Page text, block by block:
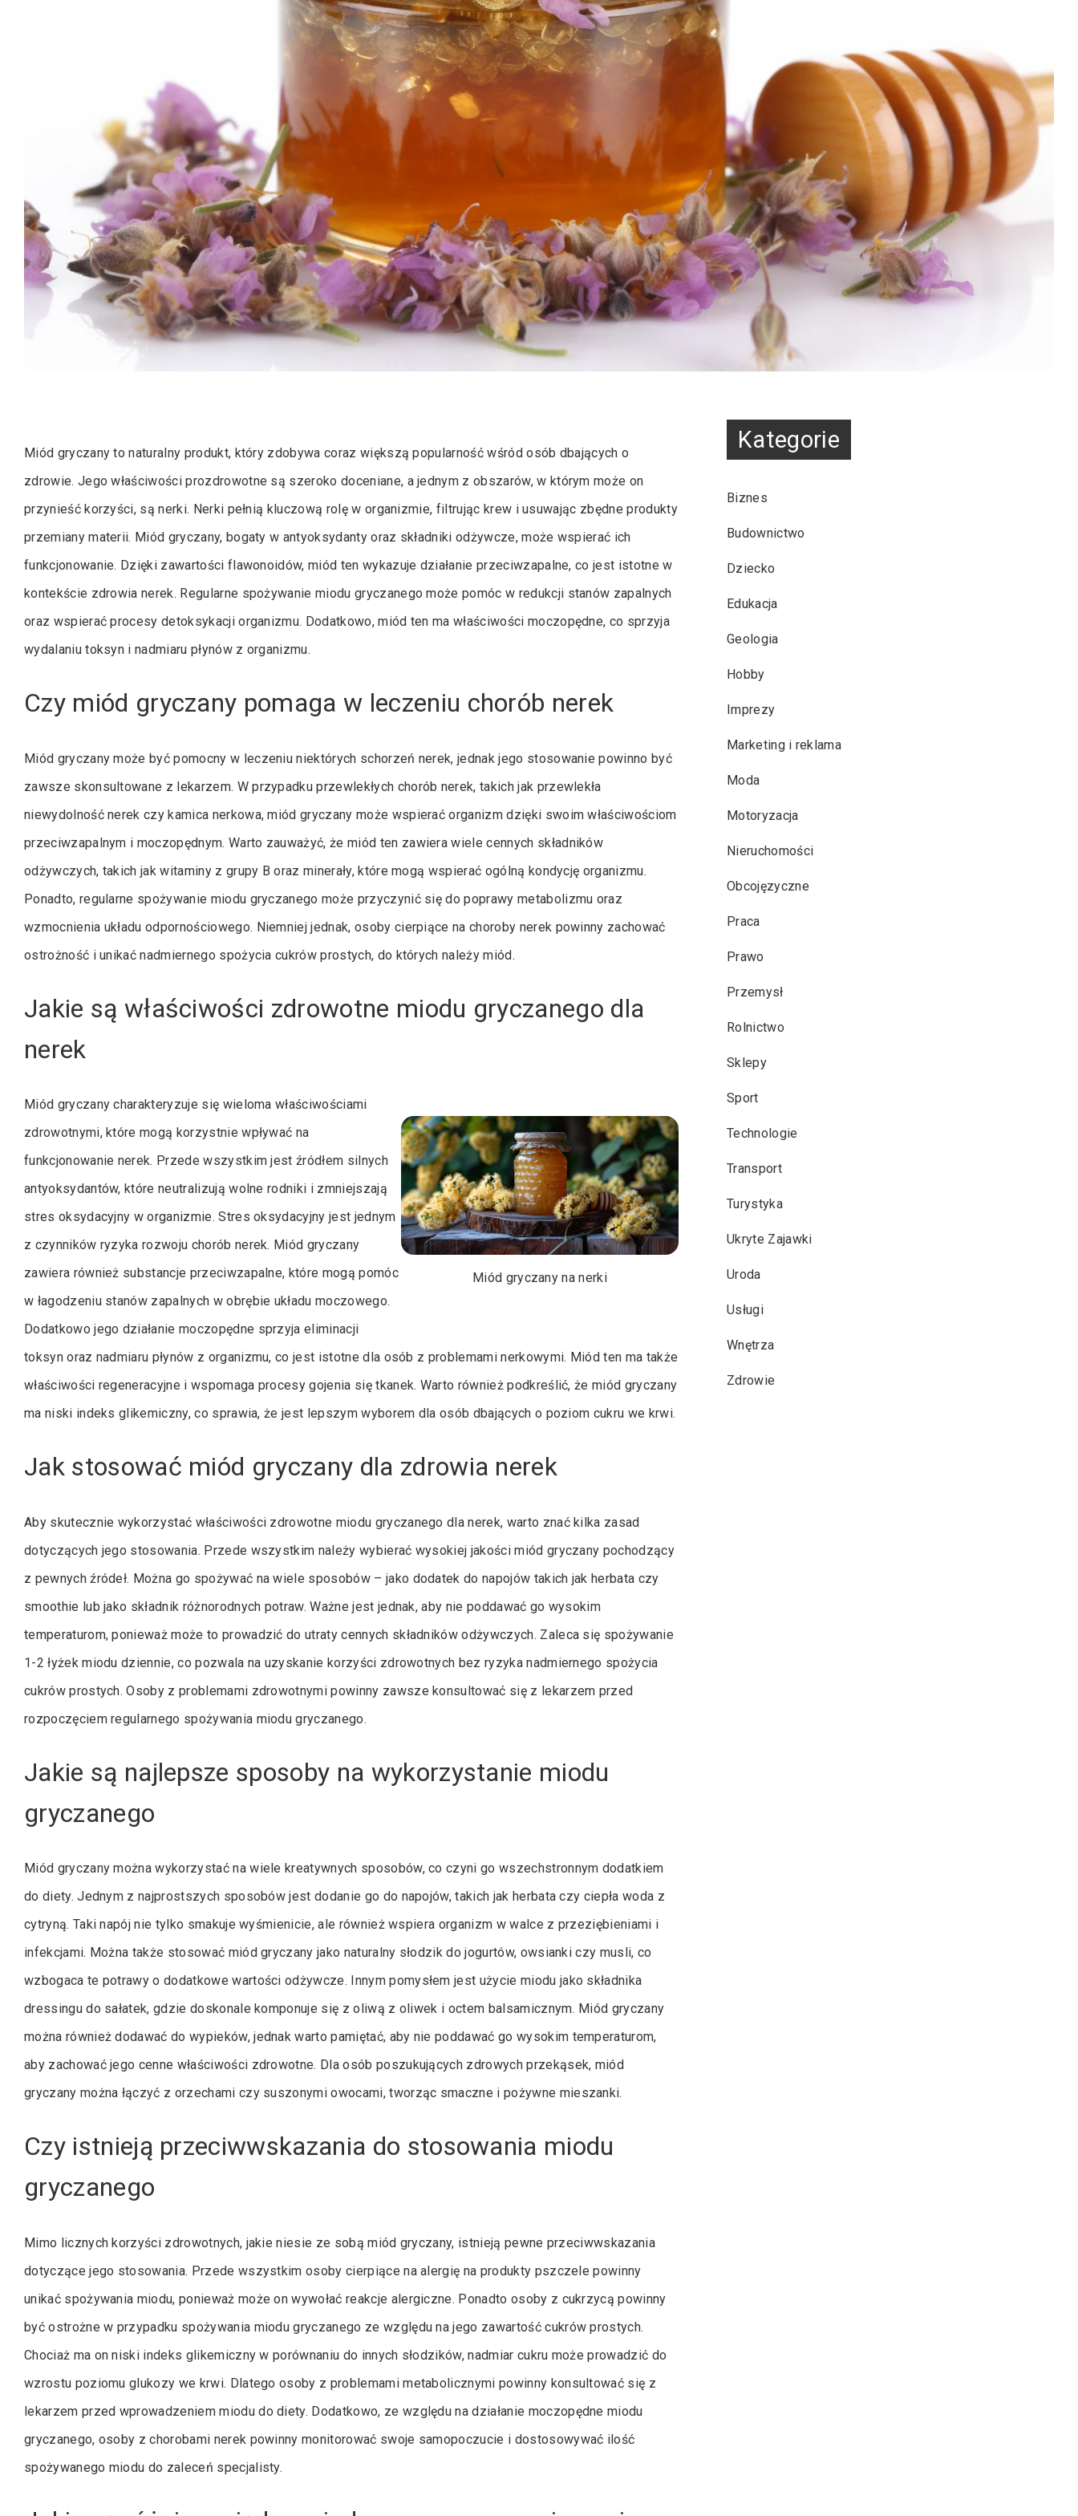
Miód gryczany to naturalny produkt, który zdobywa coraz większą popularność wśród osób dbających o
zdrowie. Jego właściwości prozdrowotne są szeroko doceniane, a jednym z obszarów, w którym może on
przynieść korzyści, są nerki. Nerki pełnią kluczową rolę w organizmie, filtrując krew i usuwając zbędne produkty
przemiany materii. Miód gryczany, bogaty w antyoksydanty oraz składniki odżywcze, może wspierać ich
funkcjonowanie. Dzięki zawartości flawonoidów, miód ten wykazuje działanie przeciwzapalne, co jest istotne w
kontekście zdrowia nerek. Regularne spożywanie miodu gryczanego może pomóc w redukcji stanów zapalnych
oraz wspierać procesy detoksykacji organizmu. Dodatkowo, miód ten ma właściwości moczopędne, co sprzyja
wydalaniu toksyn i nadmiaru płynów z organizmu.
Czy miód gryczany pomaga w leczeniu chorób nerek
Miód gryczany może być pomocny w leczeniu niektórych schorzeń nerek, jednak jego stosowanie powinno być
zawsze skonsultowane z lekarzem. W przypadku przewlekłych chorób nerek, takich jak przewlekła
niewydolność nerek czy kamica nerkowa, miód gryczany może wspierać organizm dzięki swoim właściwościom
przeciwzapalnym i moczopędnym. Warto zauważyć, że miód ten zawiera wiele cennych składników
odżywczych, takich jak witaminy z grupy B oraz minerały, które mogą wspierać ogólną kondycję organizmu.
Ponadto, regularne spożywanie miodu gryczanego może przyczynić się do poprawy metabolizmu oraz
wzmocnienia układu odpornościowego. Niemniej jednak, osoby cierpiące na choroby nerek powinny zachować
ostrożność i unikać nadmiernego spożycia cukrów prostych, do których należy miód.
Jakie są właściwości zdrowotne miodu gryczanego dla
nerek
Miód gryczany na nerki
Miód gryczany charakteryzuje się wieloma właściwościami
zdrowotnymi, które mogą korzystnie wpływać na
funkcjonowanie nerek. Przede wszystkim jest źródłem silnych
antyoksydantów, które neutralizują wolne rodniki i zmniejszają
stres oksydacyjny w organizmie. Stres oksydacyjny jest jednym
z czynników ryzyka rozwoju chorób nerek. Miód gryczany
zawiera również substancje przeciwzapalne, które mogą pomóc
w łagodzeniu stanów zapalnych w obrębie układu moczowego.
Dodatkowo jego działanie moczopędne sprzyja eliminacji
toksyn oraz nadmiaru płynów z organizmu, co jest istotne dla osób z problemami nerkowymi. Miód ten ma także
właściwości regeneracyjne i wspomaga procesy gojenia się tkanek. Warto również podkreślić, że miód gryczany
ma niski indeks glikemiczny, co sprawia, że jest lepszym wyborem dla osób dbających o poziom cukru we krwi.
Jak stosować miód gryczany dla zdrowia nerek
Aby skutecznie wykorzystać właściwości zdrowotne miodu gryczanego dla nerek, warto znać kilka zasad
dotyczących jego stosowania. Przede wszystkim należy wybierać wysokiej jakości miód gryczany pochodzący
z pewnych źródeł. Można go spożywać na wiele sposobów – jako dodatek do napojów takich jak herbata czy
smoothie lub jako składnik różnorodnych potraw. Ważne jest jednak, aby nie poddawać go wysokim
temperaturom, ponieważ może to prowadzić do utraty cennych składników odżywczych. Zaleca się spożywanie
1-2 łyżek miodu dziennie, co pozwala na uzyskanie korzyści zdrowotnych bez ryzyka nadmiernego spożycia
cukrów prostych. Osoby z problemami zdrowotnymi powinny zawsze konsultować się z lekarzem przed
rozpoczęciem regularnego spożywania miodu gryczanego.
Jakie są najlepsze sposoby na wykorzystanie miodu
gryczanego
Miód gryczany można wykorzystać na wiele kreatywnych sposobów, co czyni go wszechstronnym dodatkiem
do diety. Jednym z najprostszych sposobów jest dodanie go do napojów, takich jak herbata czy ciepła woda z
cytryną. Taki napój nie tylko smakuje wyśmienicie, ale również wspiera organizm w walce z przeziębieniami i
infekcjami. Można także stosować miód gryczany jako naturalny słodzik do jogurtów, owsianki czy musli, co
wzbogaca te potrawy o dodatkowe wartości odżywcze. Innym pomysłem jest użycie miodu jako składnika
dressingu do sałatek, gdzie doskonale komponuje się z oliwą z oliwek i octem balsamicznym. Miód gryczany
można również dodawać do wypieków, jednak warto pamiętać, aby nie poddawać go wysokim temperaturom,
aby zachować jego cenne właściwości zdrowotne. Dla osób poszukujących zdrowych przekąsek, miód
gryczany można łączyć z orzechami czy suszonymi owocami, tworząc smaczne i pożywne mieszanki.
Czy istnieją przeciwwskazania do stosowania miodu
gryczanego
Mimo licznych korzyści zdrowotnych, jakie niesie ze sobą miód gryczany, istnieją pewne przeciwwskazania
dotyczące jego stosowania. Przede wszystkim osoby cierpiące na alergię na produkty pszczele powinny
unikać spożywania miodu, ponieważ może on wywołać reakcje alergiczne. Ponadto osoby z cukrzycą powinny
być ostrożne w przypadku spożywania miodu gryczanego ze względu na jego zawartość cukrów prostych.
Chociaż ma on niski indeks glikemiczny w porównaniu do innych słodzików, nadmiar cukru może prowadzić do
wzrostu poziomu glukozy we krwi. Dlatego osoby z problemami metabolicznymi powinny konsultować się z
lekarzem przed wprowadzeniem miodu do diety. Dodatkowo, ze względu na działanie moczopędne miodu
gryczanego, osoby z chorobami nerek powinny monitorować swoje samopoczucie i dostosowywać ilość
spożywanego miodu do zaleceń specjalisty.
Kategorie
Biznes
Budownictwo
Dziecko
Edukacja
Geologia
Hobby
Imprezy
Marketing i reklama
Moda
Motoryzacja
Nieruchomości
Obcojęzyczne
Praca
Prawo
Przemysł
Rolnictwo
Sklepy
Sport
Technologie
Transport
Turystyka
Ukryte Zajawki
Uroda
Usługi
Wnętrza
Zdrowie